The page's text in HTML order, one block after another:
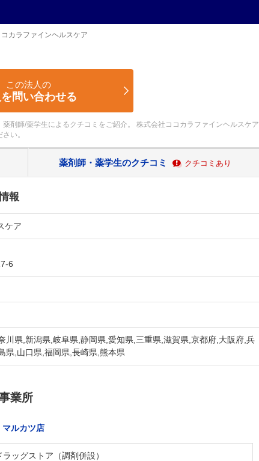
カラファインヘルスケア
この法人の
問い合わせる
剤師/薬学生によるクチコミをご紹介。 株式会社ココカラファインヘルスケア
い。
薬剤師・薬学生のクチコミ クチコミあり
報
ケア
6
川県,新潟県,岐阜県,静岡県,愛知県,三重県,滋賀県,京都府,大阪府,兵
県,山口県,福岡県,長崎県,熊本県
業所
ルカツ店
ラッグストア（調剤併設）